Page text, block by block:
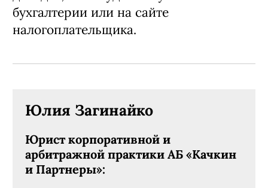
бухгалтерии или на сайте
налогоплательщика.
Юлия Загинайко
Юрист корпоративной и
арбитражной практики АБ «Качкин
и Партнеры»: